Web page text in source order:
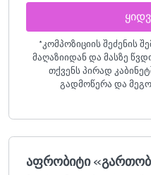
*კომპოზიციის შეძენის
მაღაზიიდან და მასზე
თქვენს პირად
გადმოწერა და
აფრობიტი